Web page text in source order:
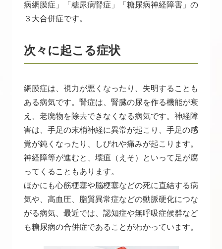
病網膜症」「糖尿病腎症」「糖尿病神経障害」の
３大合併症です。
次々に起こる症状
網膜症は、視力が悪くなったり、失明することも
ある病気です。腎症は、腎臓の尿を作る機能が衰
え、老廃物を除去できなくなる病気です。神経障
害は、手足の末梢神経に異常が起こり、手足の感
覚が鈍くなったり、しびれや痛みが起こります。
神経障等が進むと、壊疽（えそ）といって足が腐
ってくることもあります。
ほかにも心筋梗塞や脳梗塞などの死に直結する病
気や、高血圧、脂質異常症などの動脈硬化につな
がる病気、最近では、認知症や無呼吸症候群など
も糖尿病の合併症であることがわかっています。